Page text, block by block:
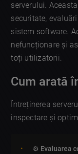
serverului.
securitate,
sistem software.
nefuncționare și
toți utilizatorii.
Cum arată
Întreținerea
inspectare și
⚙️ Evaluarea